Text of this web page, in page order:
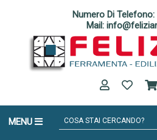
Numero Di Telefono:
Mail:
MENU